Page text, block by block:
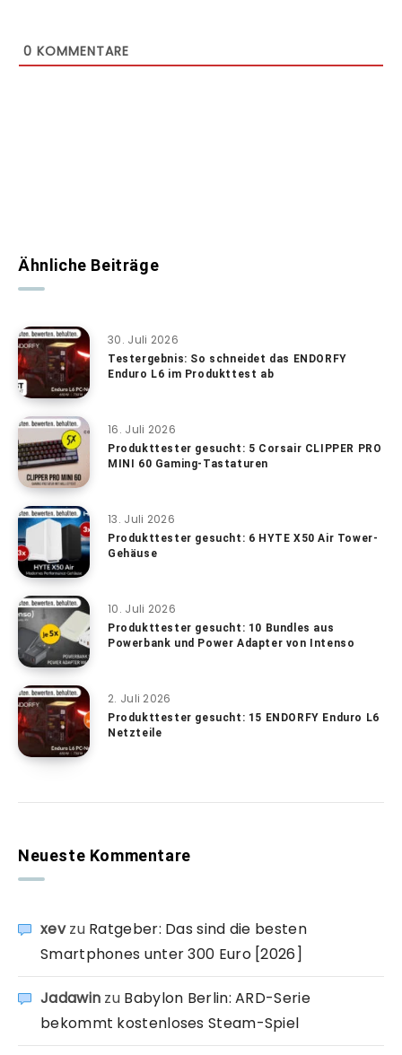
0 KOMMENTARE
Ähnliche Beiträge
30. Juli 2026
Testergebnis: So schneidet das ENDORFY
Enduro L6 im Produkttest ab
16. Juli 2026
Produkttester gesucht: 5 Corsair CLIPPER PRO
MINI 60 Gaming-Tastaturen
13. Juli 2026
Produkttester gesucht: 6 HYTE X50 Air Tower-
Gehäuse
10. Juli 2026
Produkttester gesucht: 10 Bundles aus
Powerbank und Power Adapter von Intenso
2. Juli 2026
Produkttester gesucht: 15 ENDORFY Enduro L6
Netzteile
Neueste Kommentare
xevzu Ratgeber: Das sind die besten
Smartphones unter 300 Euro [2026]
Jadawin zu Babylon Berlin: ARD-Serie
bekommt kostenloses Steam-Spiel